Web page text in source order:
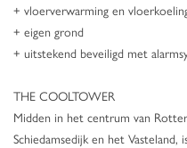
+ vloerverwarming en
+ eigen grond
+ uitstekend beveiligd met
THE COOLTOWER
Midden in het centrum van
Schiedamsedijk en het